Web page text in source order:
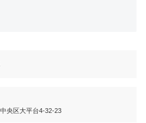
央区大平台4-32-23